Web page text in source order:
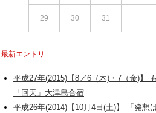
29 30 31
最新エントリ
平成27年(2015)【8／6（木)・7（金)】
「回天」大津島合宿
平成26年(2014)【10月4日(土)】 「発想